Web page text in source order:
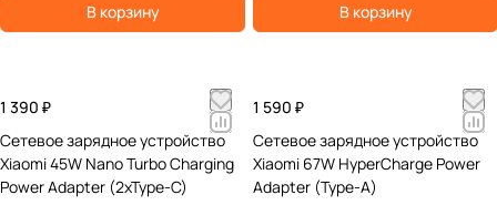
В корзину В корзину
1 390 ₽
Сетевое зарядное устройство
Xiaomi 45W Nano Turbo Charging
Power Adapter (2xType-C)
1 590 ₽
Сетевое зарядное устройство
Xiaomi 67W HyperCharge Power
Adapter (Type-A)